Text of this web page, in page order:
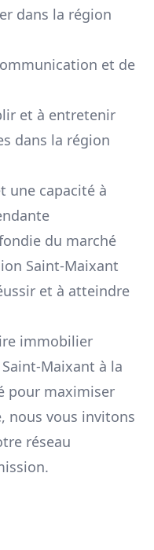
dans la région
et de
et à entretenir
dans la région
une capacité à
du marché
Saint-Maixant
et à atteindre
immobilier
Saint-Maixant à la
pour maximiser
nous vous invitons
réseau